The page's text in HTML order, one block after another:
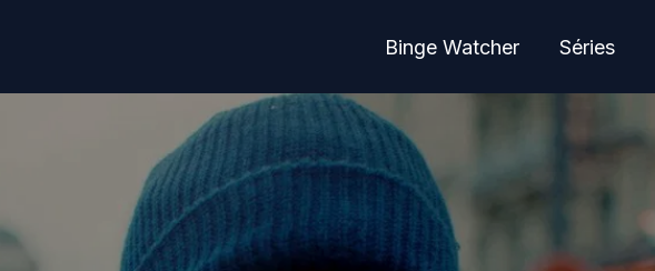
Binge Watcher Séries